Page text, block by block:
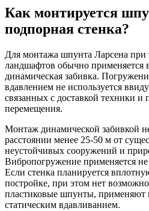
Как монтируется
подпорная стенка?
Для монтажа шпунта Ларсена при
ландшафтов обычно применяется
динамическая забивка.
вдавлением не используется
связанных с доставкой техники и
перемещения.
Монтаж динамической забивкой
расстоянии менее 25-50 м от
неустойчивых сооружений и
Вибропогружение применяется
Если стенка планируется
постройке, при этом нет
пластиковые шпунты, применяют
статическим вдавливанием.